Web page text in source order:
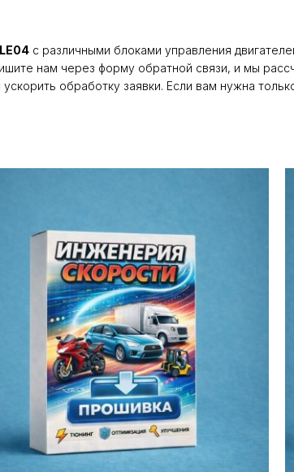
с различными блоками управления
нам через форму обратной связи, и мы
обработку заявки. Если вам нужна